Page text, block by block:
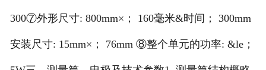
300⑦外形尺寸: 800mm×； 160毫米&时间； 300mm
安装尺寸: 15mm×； 76mm ⑧整个单元的功率: &le；